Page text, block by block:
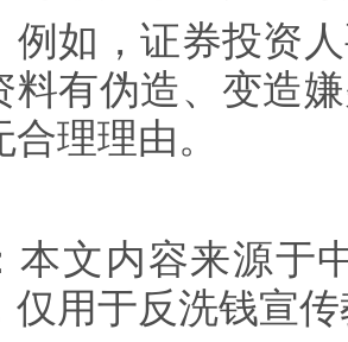
例如，证券投资
料有伪造、变造
合理理由。
本文内容来源于
仅用于反洗钱宣